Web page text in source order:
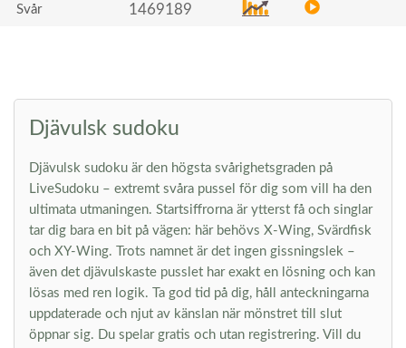
Svår 1469189
Djävulsk sudoku
Djävulsk sudoku är den högsta svårighetsgraden på
LiveSudoku – extremt svåra pussel för dig som vill ha den
ultimata utmaningen. Startsiffrorna är ytterst få och singlar
tar dig bara en bit på vägen: här behövs X-Wing, Svärdfisk
och XY-Wing. Trots namnet är det ingen gissningslek –
även det djävulskaste pusslet har exakt en lösning och kan
lösas med ren logik. Ta god tid på dig, håll anteckningarna
uppdaterade och njut av känslan när mönstret till slut
öppnar sig. Du spelar gratis och utan registrering. Vill du